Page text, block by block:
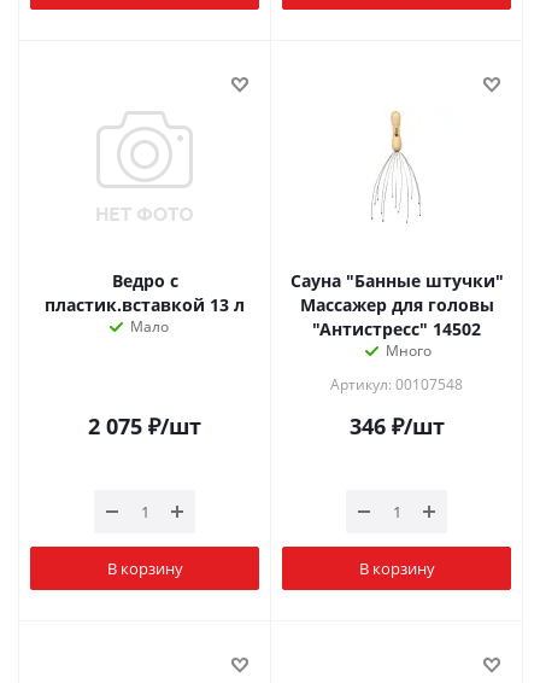
Ведро с
пластик.вставкой 13 л
Мало
2 075 ₽/шт
В корзину
Сауна "Банные штучки"
Массажер для головы
"Антистресс" 14502
Много
Артикул: 00107548
346₽/шт
В корзину